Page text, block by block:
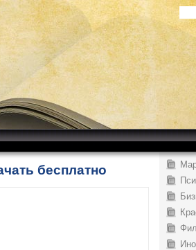
бесплатно